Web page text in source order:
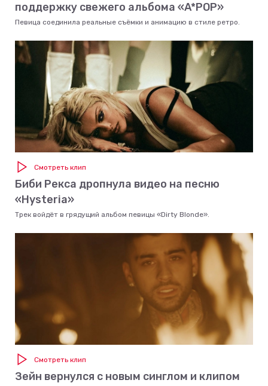
поддержку свежего альбома «A*POP»
Певица соединила реальные съёмки и анимацию в стиле ретро.
Смотреть клип
Биби Рекса дропнула видео на песню
«Hysteria»
Трек войдёт в грядущий альбом певицы «Dirty Blonde».
Смотреть клип
Зейн вернулся с новым синглом и клипом